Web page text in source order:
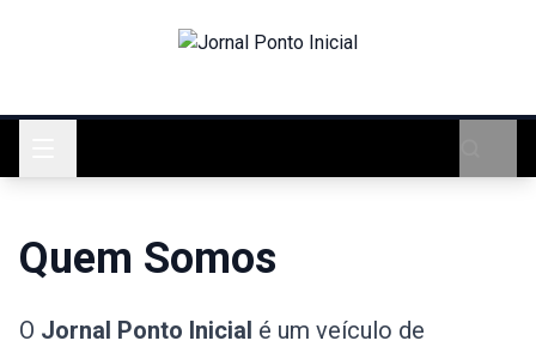
Quem Somos
O Jornal Ponto Inicial é um veículo de